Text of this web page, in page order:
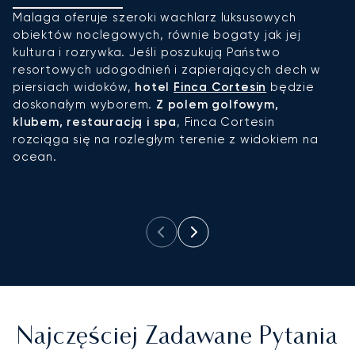
Malaga oferuje szeroki wachlarz luksusowych
obiektów noclegowych, równie bogaty jak jej
kultura i rozrywka. Jeśli poszukują Państwo
resortowych udogodnień i zapierających dech w
piersiach widoków, hotel Finca Cortesin będzie
doskonałym wyborem. Z polem golfowym,
klubem, restauracją i spa, Finca Cortesin
rozciąga się na rozległym terenie z widokiem na
ocean.
Najczęściej Zadawane Pytania